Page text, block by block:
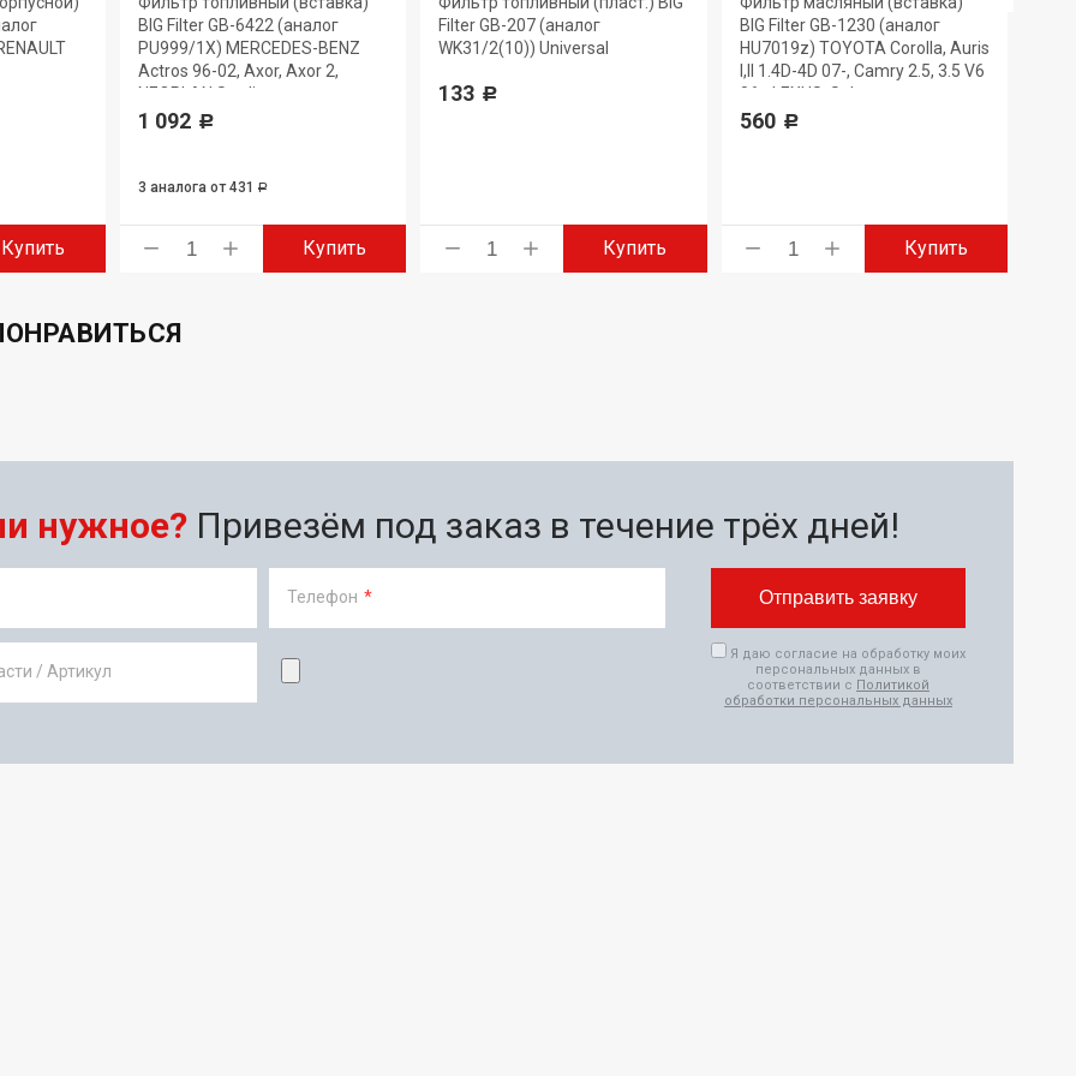
Купить
BIG Filter GB-6422 (аналог
PU999/1X) MERCEDES-BENZ
Actros 96-02, Axor, Axor 2,
NEOPLAN Starliner
1 092 Р
3 аналога от 431 Р
Купить
Filter GB-207 (аналог
WK31/2(10)) Universal
133 Р
Купить
BIG Filter GB-1230 (аналог
HU7019z) TOYOTA Corolla, Auris
I,II 1.4D-4D 07-, Camry 2.5, 3.5 V6
06-, LEXUS, Subaru
560 Р
Купить
нужное? Привезём под заказ в течение трёх дней!
Телефон *
/ Артикул
Я даю согласие на обработку моих
персональных данных в
соответствии с Политикой
обработки персональных данных